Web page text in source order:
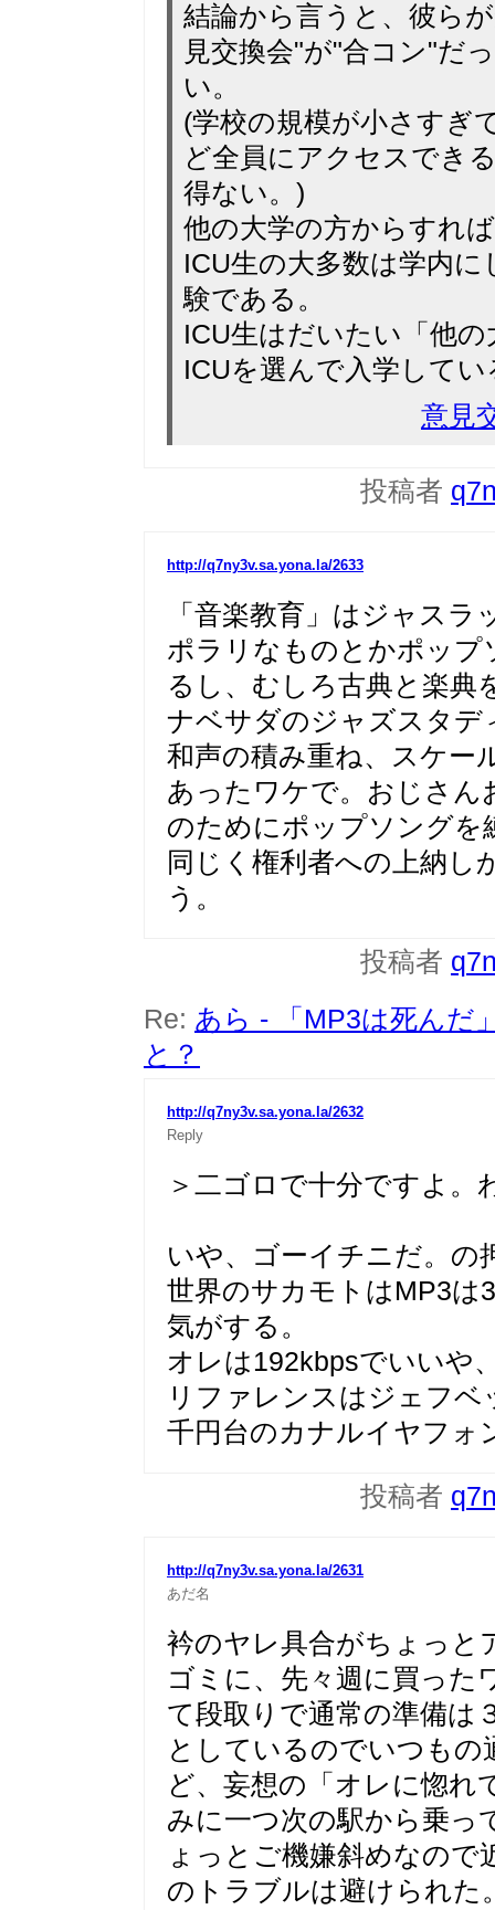
結論から言うと、彼ら
見交換会"が"合コン"だ
い。
(学校の規模が小さすぎ
ど全員にアクセスでき
得ない。)
他の大学の方からすれ
ICU生の大多数は学内
験である。
ICU生はだいたい「他
ICUを選んで入学してい
意見
投稿者
http://q7ny3v.sa.yona.la/2633
「音楽教育」はジャス
ポラリなものとかポップ
るし、むしろ古典と楽典
ナベサダのジャズスタデ
和声の積み重ね、スケー
あったワケで。おじさん
のためにポップソング
同じく権利者への上納し
う。
投稿者
Re: あら - 「MP3は死ん
と？
http://q7ny3v.sa.yona.la/2632
Reply
＞二ゴロで十分ですよ。
いや、ゴーイチニだ。の
世界のサカモトはMP3は
気がする。
オレは192kbpsでいいや
リファレンスはジェフベ
千円台のカナルイヤフォ
投稿者
http://q7ny3v.sa.yona.la/2631
あだ名
衿のヤレ具合がちょっと
ゴミに、先々週に買った
て段取りで通常の準備は
としているのでいつも
ど、妄想の「オレに惚れ
みに一つ次の駅から乗っ
ょっとご機嫌斜めなので
のトラブルは避けられた